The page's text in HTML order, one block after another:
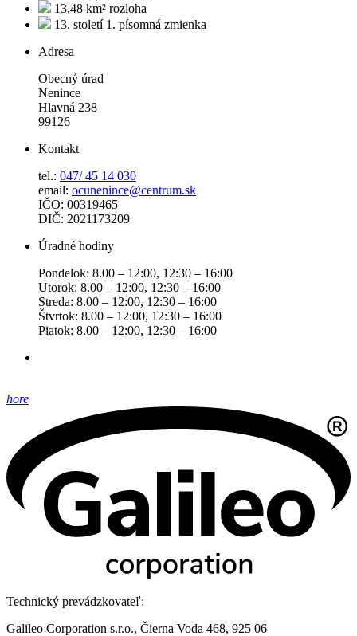
13,48 km² rozloha
13. století 1. písomná zmienka
Adresa
Obecný úrad
Nenince
Hlavná 238
99126
Kontakt
tel.: 047/ 45 14 030
email: ocunenince@centrum.sk
IČO: 00319465
DIČ: 2021173209
Úradné hodiny
Pondelok: 8.00 – 12:00, 12:30 – 16:00
Utorok: 8.00 – 12:00, 12:30 – 16:00
Streda: 8.00 – 12:00, 12:30 – 16:00
Štvrtok: 8.00 – 12:00, 12:30 – 16:00
Piatok: 8.00 – 12:00, 12:30 – 16:00
hore
Technický prevádzkovateľ:
Galileo Corporation s.r.o., Čierna Voda 468, 925 06